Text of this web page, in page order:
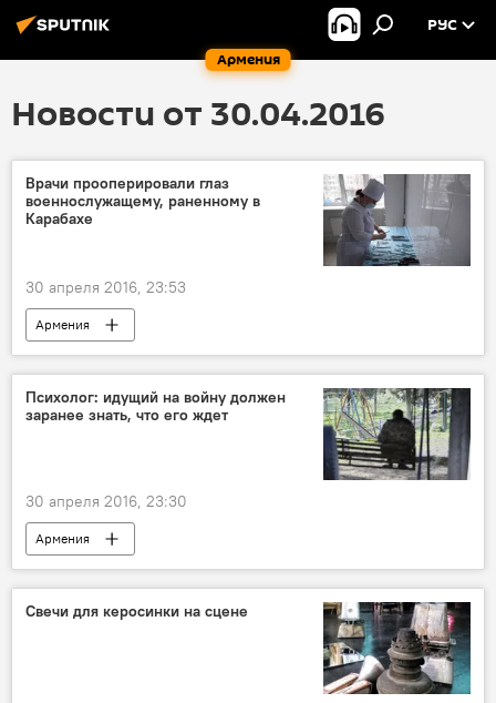
Армения
РУС
Новости от 30.04.2016
Врачи прооперировали глаз
военнослужащему, раненному в
Карабахе
30 апреля 2016, 23:53
Армения
Психолог: идущий на войну должен
заранее знать, что его ждет
30 апреля 2016, 23:30
Армения
Свечи для керосинки на сцене